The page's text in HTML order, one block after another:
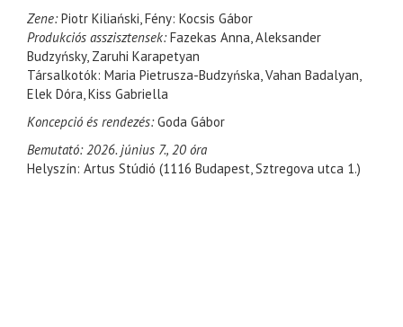
Zene:Piotr Kiliański, Fény: Kocsis Gábor
Produkciós asszisztensek:Fazekas Anna, Aleksander
Budzyńsky, Zaruhi Karapetyan
Társalkotók: Maria Pietrusza-Budzyńska, Vahan Badalyan,
Elek Dóra, Kiss Gabriella
Koncepció és rendezés:Goda Gábor
Bemutató: 2026. június 7., 20 óra
Helyszín: Artus Stúdió (1116 Budapest, Sztregova utca 1.)